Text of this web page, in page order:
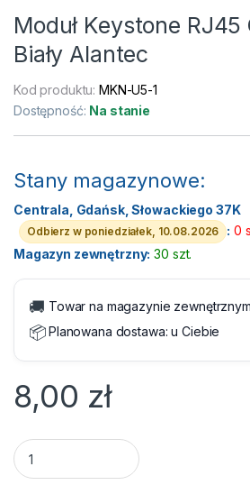
Moduł Keystone
Biały Alantec
Kod produktu:MKN-U5-1
Dostępność: Na stanie
Stany magazynowe:
Centrala, Gdańsk, Słowackiego 37K
Odbierz w poniedziałek, 10.08.2026 : 0
Magazyn zewnętrzny: 30 szt.
🚚 Towar na magazynie
📦Planowana dostawa:u Ciebie
8,00 zł
Moduł Keystone RJ45 Cat 5e UTP